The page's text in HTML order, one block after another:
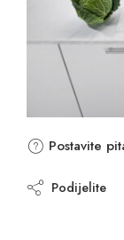
Postavite
Podijelite